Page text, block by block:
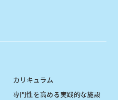
カリキュラム
専門性を高める実践的な施設